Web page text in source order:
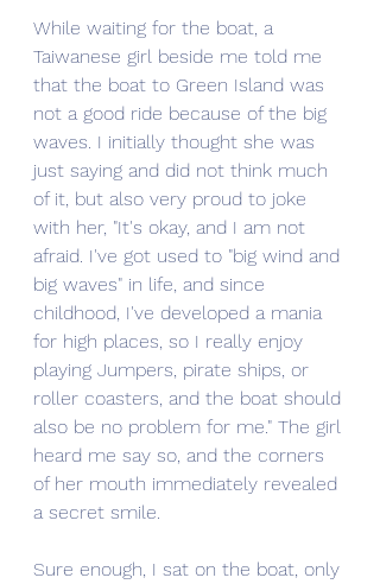
While waiting for the boat, a
Taiwanese girl beside me told me
that the boat to Green Island was
not a good ride because of the big
waves. I initially thought she was
just saying and did not think much
of it, but also very proud to joke
with her, "It's okay, and I am not
afraid. I've got used to "big wind and
big waves" in life, and since
childhood, I've developed a mania
for high places, so I really enjoy
playing Jumpers, pirate ships, or
roller coasters, and the boat should
also be no problem for me." The girl
heard me say so, and the corners
of her mouth immediately revealed
a secret smile.
Sure enough, I sat on the boat, only